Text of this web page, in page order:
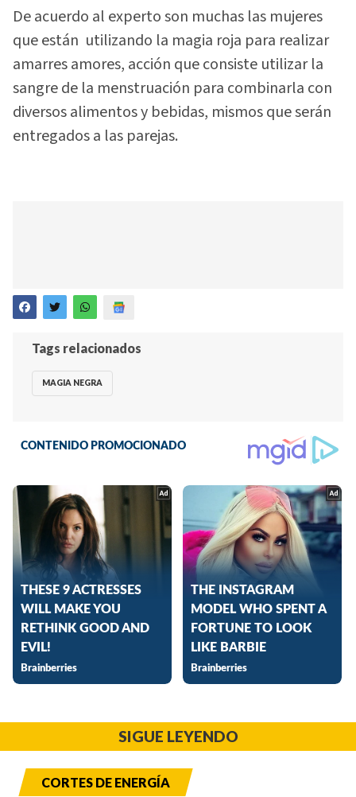
De acuerdo al experto son muchas las mujeres
que están utilizando la magia roja para realizar
amarres amores, acción que consiste utilizar la
sangre de la menstruación para combinarla con
diversos alimentos y bebidas, mismos que serán
entregados a las parejas.
Tags relacionados
MAGIA NEGRA
SIGUE LEYENDO
CORTES DE ENERGÍA